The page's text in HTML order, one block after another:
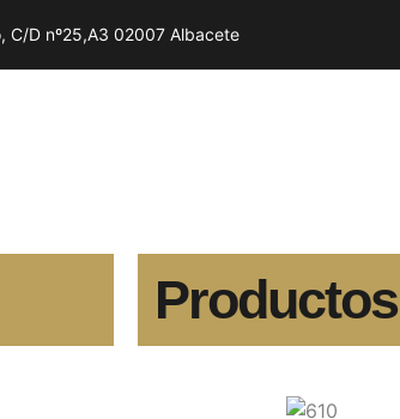
C/D nº25,A3 02007 Albacete
Productos